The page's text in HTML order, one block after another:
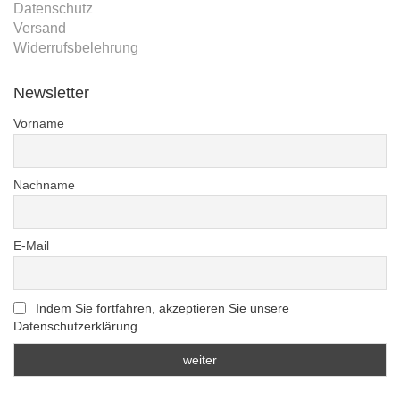
Datenschutz
Versand
Widerrufsbelehrung
Newsletter
Vorname
Nachname
E-Mail
Indem Sie fortfahren, akzeptieren Sie unsere
Datenschutzerklärung.